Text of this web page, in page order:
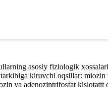
asosiy fiziologik
kiruvchi oqsillar:
va adenozintrifosfat kislotattt